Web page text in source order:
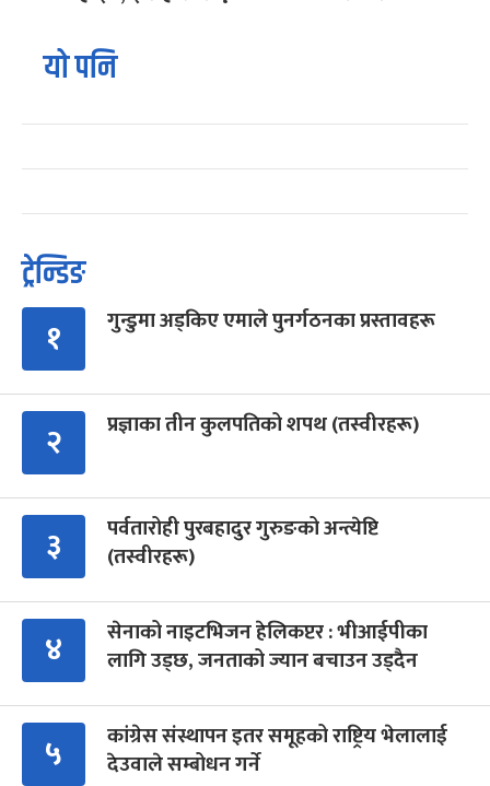
यो पनि
ट्रेन्डिङ
१ गुन्डुमा अड्किए एमाले पुनर्गठनका प्रस्तावहरू
२ प्रज्ञाका तीन कुलपतिको शपथ (तस्वीरहरू)
३
पर्वतारोही पुरबहादुर गुरुङको अन्त्येष्टि
(तस्वीरहरू)
४
सेनाको नाइटभिजन हेलिकप्टर : भीआईपीका
लागि उड्छ, जनताको ज्यान बचाउन उड्दैन
५
कांग्रेस संस्थापन इतर समूहको राष्ट्रिय भेलालाई
देउवाले सम्बोधन गर्ने